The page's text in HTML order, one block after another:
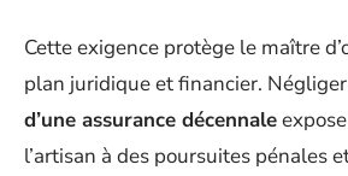
Cette exigence protège le maître
plan juridique et financier.
d’une assurance décennale
l’artisan à des poursuites pénales